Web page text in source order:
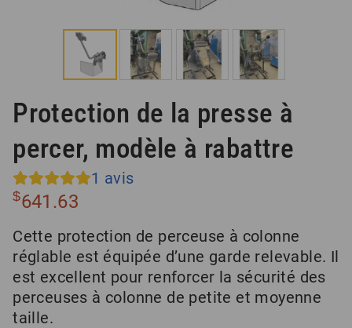
Protection de la presse à
percer, modèle à rabattre
1 avis
$641.63
Cette protection de perceuse à colonne
réglable est équipée d’une garde relevable. Il
est excellent pour renforcer la sécurité des
perceuses à colonne de petite et moyenne
taille.